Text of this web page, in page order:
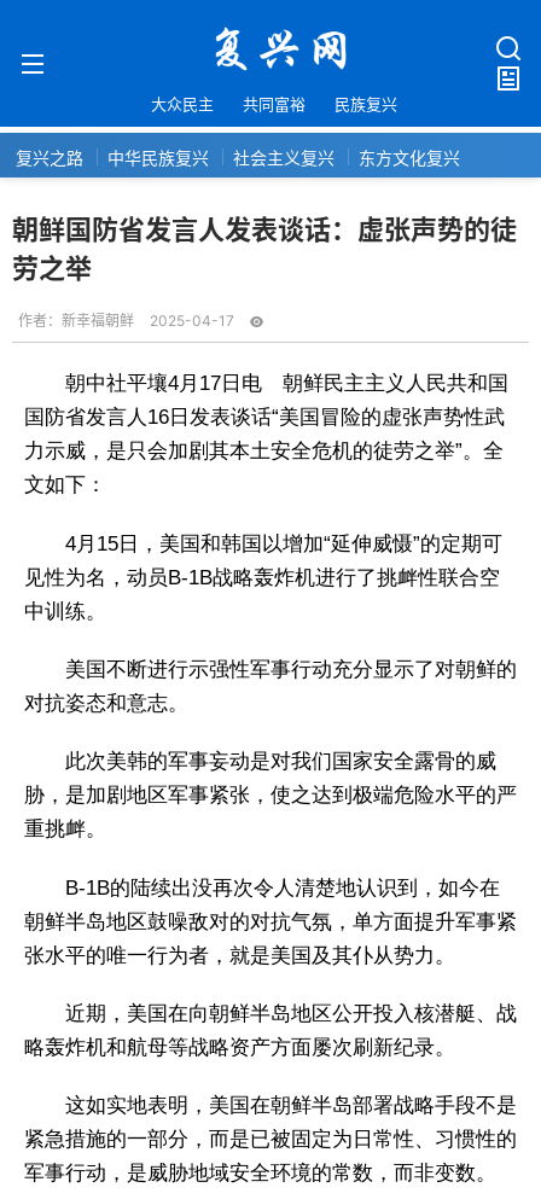
大众民主 共同富裕 民族复兴
复兴之路 中华民族复兴 社会主义复兴 东方文化复兴
朝鲜国防省发言人发表谈话：虚张声势的徒
劳之举
作者： 新幸福朝鲜 2025-04-17
朝中社平壤4月17日电 朝鲜民主主义人民共和国
国防省发言人16日发表谈话“美国冒险的虚张声势性武
力示威，是只会加剧其本土安全危机的徒劳之举”。全
文如下：
4月15日，美国和韩国以增加“延伸威慑”的定期可
见性为名，动员B-1B战略轰炸机进行了挑衅性联合空
中训练。
美国不断进行示强性军事行动充分显示了对朝鲜的
对抗姿态和意志。
此次美韩的军事妄动是对我们国家安全露骨的威
胁，是加剧地区军事紧张，使之达到极端危险水平的严
重挑衅。
B-1B的陆续出没再次令人清楚地认识到，如今在
朝鲜半岛地区鼓噪敌对的对抗气氛，单方面提升军事紧
张水平的唯一行为者，就是美国及其仆从势力。
近期，美国在向朝鲜半岛地区公开投入核潜艇、战
略轰炸机和航母等战略资产方面屡次刷新纪录。
这如实地表明，美国在朝鲜半岛部署战略手段不是
紧急措施的一部分，而是已被固定为日常性、习惯性的
军事行动，是威胁地域安全环境的常数，而非变数。